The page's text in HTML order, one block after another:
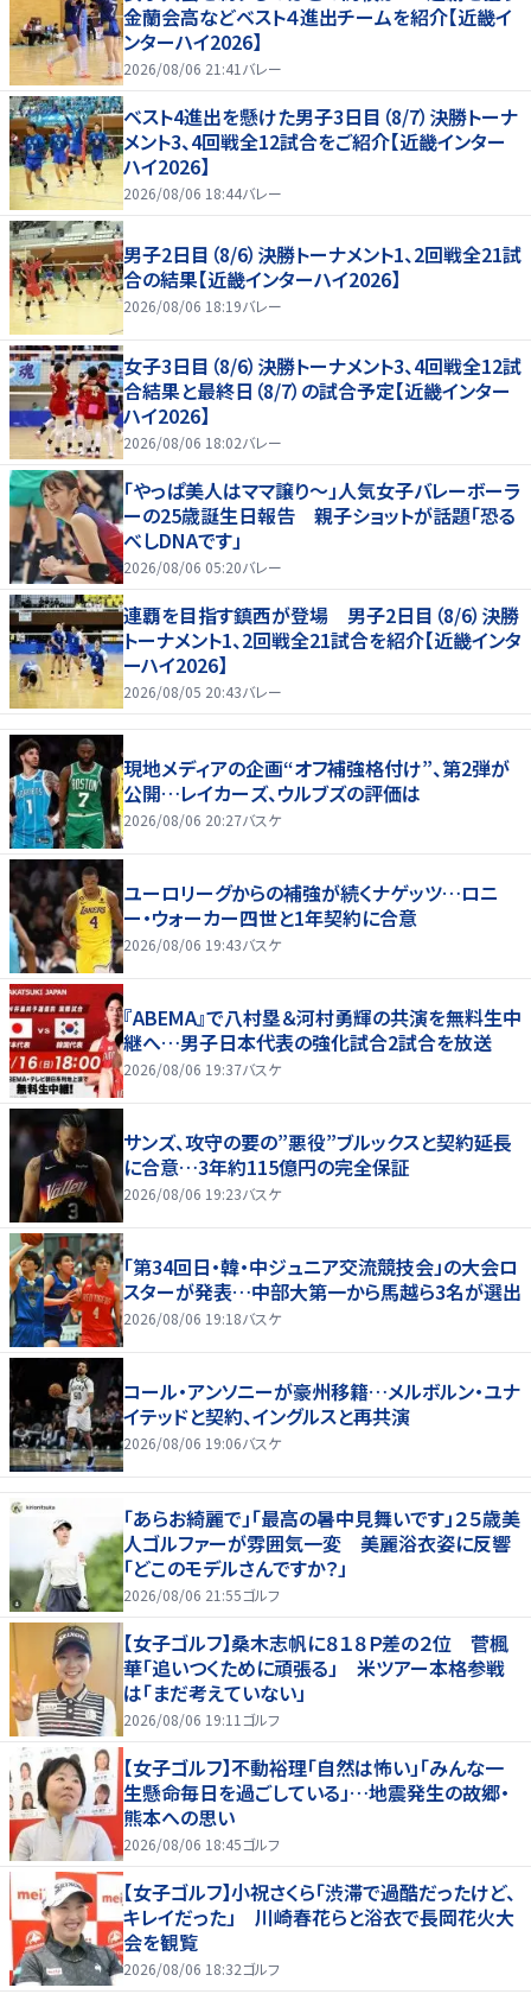
金蘭会高などベスト４進出チームを紹介【近畿イ
ンターハイ2026】
2026/08/06 21:41 バレー
ベスト4進出を懸けた男子3日目（8/7）決勝トーナ
メント3、4回戦全12試合をご紹介【近畿インター
ハイ2026】
2026/08/06 18:44バレー
男子2日目（8/6）決勝トーナメント1、2回戦全21試
合の結果【近畿インターハイ2026】
2026/08/06 18:19バレー
女子3日目（8/6）決勝トーナメント3、4回戦全12試
合結果と最終日（8/7）の試合予定【近畿インター
ハイ2026】
2026/08/06 18:02バレー
「やっぱ美人はママ譲り～」人気女子バレーボーラ
ーの25歳誕生日報告 親子ショットが話題「恐る
べしDNAです」
2026/08/06 05:20バレー
連覇を目指す鎮西が登場 男子2日目（8/6）決勝
トーナメント1、2回戦全21試合を紹介【近畿インタ
ーハイ2026】
2026/08/05 20:43バレー
現地メディアの企画“オフ補強格付け”、第2弾が
公開…レイカーズ、ウルブズの評価は
2026/08/06 20:27バスケ
ユーロリーグからの補強が続くナゲッツ…ロニ
ー・ウォーカー四世と1年契約に合意
2026/08/06 19:43バスケ
『ABEMA』で八村塁＆河村勇輝の共演を無料生中
継へ…男子日本代表の強化試合2試合を放送
2026/08/06 19:37バスケ
サンズ、攻守の要の”悪役”ブルックスと契約延長
に合意…3年約115億円の完全保証
2026/08/06 19:23バスケ
「第34回日・韓・中ジュニア交流競技会」の大会ロ
スターが発表…中部大第一から馬越ら3名が選出
2026/08/06 19:18バスケ
コール・アンソニーが豪州移籍…メルボルン・ユナ
イテッドと契約、イングルスと再共演
2026/08/06 19:06バスケ
「あらお綺麗で」「最高の暑中見舞いです」２５歳美
人ゴルファーが雰囲気一変 美麗浴衣姿に反響
「どこのモデルさんですか？」
2026/08/06 21:55ゴルフ
【女子ゴルフ】桑木志帆に８１８Ｐ差の２位 菅楓
華「追いつくために頑張る」 米ツアー本格参戦
は「まだ考えていない」
2026/08/06 19:11 ゴルフ
【女子ゴルフ】不動裕理「自然は怖い」「みんな一
生懸命毎日を過ごしている」…地震発生の故郷・
熊本への思い
2026/08/06 18:45ゴルフ
【女子ゴルフ】小祝さくら「渋滞で過酷だったけど、
キレイだった」 川崎春花らと浴衣で長岡花火大
会を観覧
2026/08/06 18:32ゴルフ